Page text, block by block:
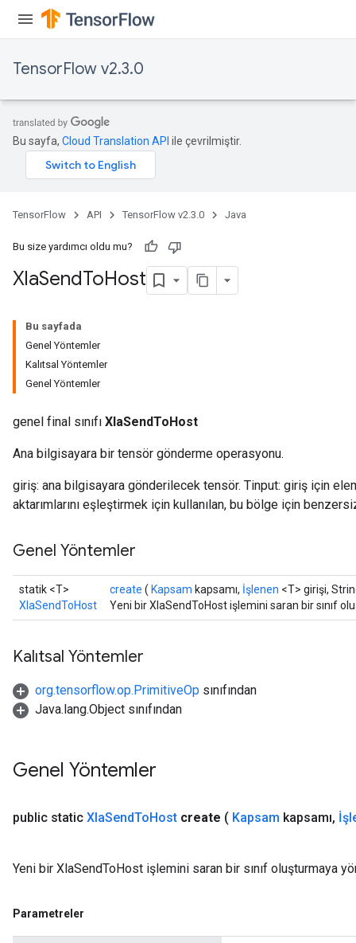
TensorFlow v2.3.0
Bu sayfa, Cloud Translation API ile çevrilmiştir.
TensorFlow API TensorFlow v2.3.0 Java
Bu size yardımcı oldu mu?
XlaSendToHost
Bu sayfada
Genel Yöntemler
Kalıtsal Yöntemler
Genel Yöntemler
genel final sınıfı XlaSendToHost
Ana bilgisayara bir tensör gönderme operasyonu.
giriş: ana bilgisayara gönderilecek tensör. Tinput: giriş için
aktarımlarını eşleştirmek için kullanılan, bu bölge için
Genel Yöntemler
statik <T>
XlaSendToHost
create ( Kapsam kapsamı, İşlenen <T> girişi,
Yeni bir XlaSendToHost işlemini saran bir sınıf
Kalıtsal Yöntemler
org.tensorflow.op.PrimitiveOp sınıfından
Java.lang.Object sınıfından
Genel Yöntemler
public static XlaSendToHost create ( Kapsam kapsamı,
Yeni bir XlaSendToHost işlemini saran bir sınıf oluşturmaya
Parametreler